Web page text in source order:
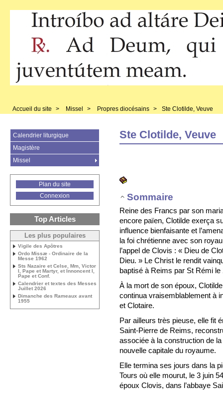
Accueil du site > Missel > Propres diocésains > Ste Clotilde, Veuve
Ste Clotilde, Veuve
Sommaire
Reine des Francs par son
encore païen, Clotilde exerça
influence bienfaisante et
la foi chrétienne avec son
l’appel de Clovis : « Dieu de
Dieu. » Le Christ le rendit
baptisé à Reims par St Rémi
À la mort de son époux,
continua vraisemblablement à
et Clotaire.
Par ailleurs très pieuse, elle fit
Saint-Pierre de Reims,
associée à la construction de
nouvelle capitale du royaume.
Elle termina ses jours dans la
Tours où elle mourut, le 3 juin
époux Clovis, dans l’abbaye
Calendrier liturgique
Magistère
Missel
Plan du site
Connexion
Top Articles
Les plus populaires
Vigile des Apôtres
Ordo Missæ - Ordinaire de la
Messe 1962
Sts Nazaire et Celse, Mm, Victor
I, Pape et Martyr, et Innoncent I,
Pape et Conf.
Calendrier et textes des Messes
Juillet 2026
Dimanche des Rameaux avant
1955